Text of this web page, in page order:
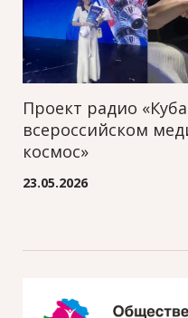
Проект радио
всероссийском
космос»
23.05.2026